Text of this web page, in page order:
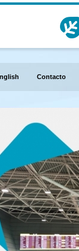
Contacto